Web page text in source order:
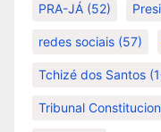
PRA-JÁ (52)
redes sociais (57)
Tchizé dos Santos
Tribunal